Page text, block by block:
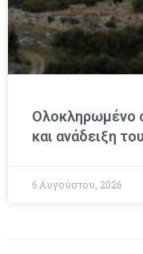
Ολοκληρωμένο
και ανάδειξη
6 Αυγούστου, 2026